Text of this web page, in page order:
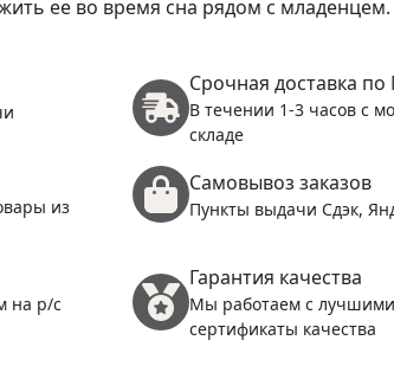
ее во время сна рядом с
Срочная доставка
В течении 1-3 часов с
складе
из
Самовывоз заказов
Пункты выдачи Сдэк,
на р/с
Гарантия качества
Мы работаем с
сертификаты качества